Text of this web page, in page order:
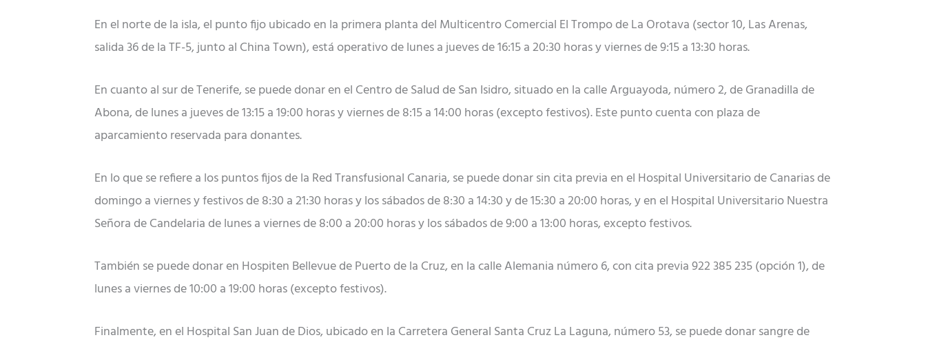
En el norte de la isla, el punto fijo ubicado en la primera planta del Multicentro Comercial El Trompo de La Orotava (sector 10, Las Arenas,
salida 36 de la TF-5, junto al China Town), está operativo de lunes a jueves de 16:15 a 20:30 horas y viernes de 9:15 a 13:30 horas.
En cuanto al sur de Tenerife, se puede donar en el Centro de Salud de San Isidro, situado en la calle Arguayoda, número 2, de Granadilla de
Abona, de lunes a jueves de 13:15 a 19:00 horas y viernes de 8:15 a 14:00 horas (excepto festivos). Este punto cuenta con plaza de
aparcamiento reservada para donantes.
En lo que se refiere a los puntos fijos de la Red Transfusional Canaria, se puede donar sin cita previa en el Hospital Universitario de Canarias de
domingo a viernes y festivos de 8:30 a 21:30 horas y los sábados de 8:30 a 14:30 y de 15:30 a 20:00 horas, y en el Hospital Universitario Nuestra
Señora de Candelaria de lunes a viernes de 8:00 a 20:00 horas y los sábados de 9:00 a 13:00 horas, excepto festivos.
También se puede donar en Hospiten Bellevue de Puerto de la Cruz, en la calle Alemania número 6, con cita previa 922 385 235 (opción 1), de
lunes a viernes de 10:00 a 19:00 horas (excepto festivos).
Finalmente, en el Hospital San Juan de Dios, ubicado en la Carretera General Santa Cruz La Laguna, número 53, se puede donar sangre de